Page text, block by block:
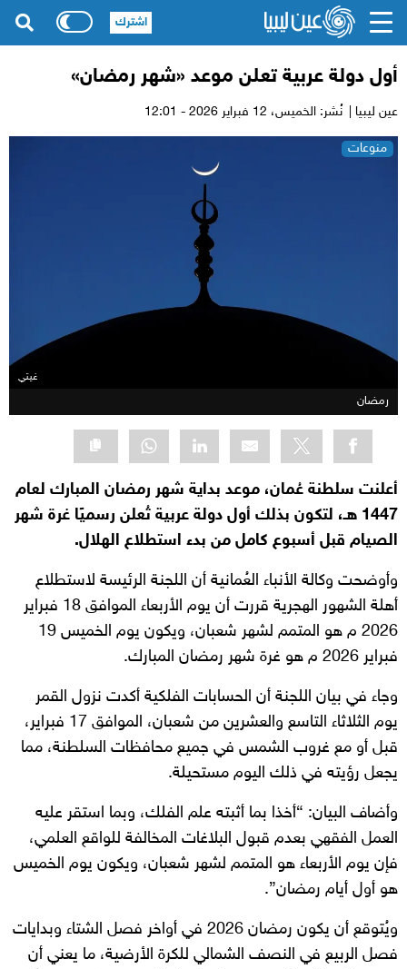
أول دولة عربية تعلن موعد «شهر رمضان»
عين ليبيا | نُشر: الخميس،
منوعات
غيتي
رمضان
أعلنت سلطنة عُمان، موعد بداية شهر رمضان المبارك لعام
1447 هـ، لتكون بذلك أول دولة عربية تُعلن رسميًا غرة شهر
الصيام قبل أسبوع كامل من بدء استطلاع الهلال.
وأوضحت وكالة الأنباء العُمانية أن اللجنة الرئيسة لاستطلاع
أهلة الشهور الهجرية قررت أن يوم الأربعاء الموافق 18 فبراير
2026 م هو المتمم لشهر شعبان، ويكون يوم الخميس 19
فبراير 2026 م هو غرة شهر رمضان المبارك.
وجاء في بيان اللجنة أن الحسابات الفلكية أكدت نزول القمر
يوم الثلاثاء التاسع والعشرين من شعبان، الموافق 17 فبراير،
قبل أو مع غروب الشمس في جميع محافظات السلطنة، مما
يجعل رؤيته في ذلك اليوم مستحيلة.
وأضاف البيان: “أخذا بما أثبته علم الفلك، وبما استقر عليه
العمل الفقهي بعدم قبول البلاغات المخالفة للواقع العلمي،
فإن يوم الأربعاء هو المتمم لشهر شعبان، ويكون يوم الخميس
هو أول أيام رمضان”.
ويُتوقع أن يكون رمضان 2026 في أواخر فصل الشتاء وبدايات
فصل الربيع في النصف الشمالي للكرة الأرضية، ما يعني أن
اشترك